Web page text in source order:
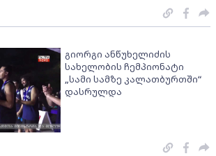
გიორგი ანწუხელიძის
სახელობის ჩემპიონატი
„სამი სამზე კალათბურთში“
დასრულდა